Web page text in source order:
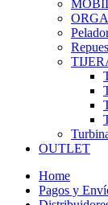
OUTLET
Home
Pagos y